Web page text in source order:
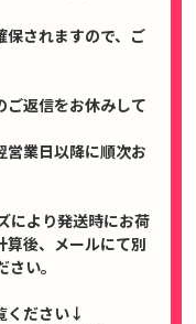
保されますので、ご
ご返信をお休みして
営業日以降に順次お
により発送時にお荷
算後、メールにて別
い。
ください↓